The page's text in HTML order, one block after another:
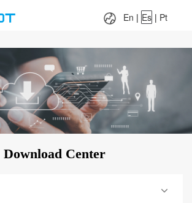
Pt
En | Es | Pt
Download Center